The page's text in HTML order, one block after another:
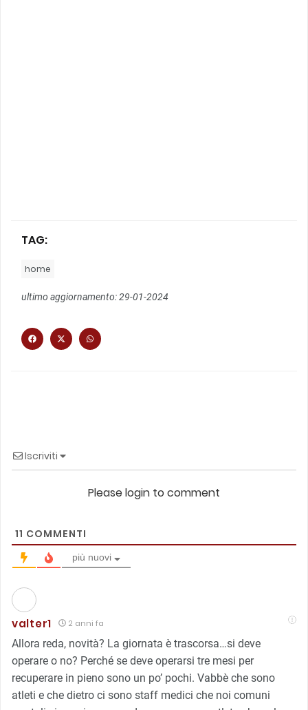
TAG:
home
ultimo aggiornamento: 29-01-2024
Iscriviti
Please login to comment
11 COMMENTI
più nuovi
valter1 2 anni fa
Allora reda, novità? La giornata è trascorsa…si deve
operare o no? Perché se deve operarsi tre mesi per
recuperare in pieno sono un po’ pochi. Vabbè che sono
atleti e che dietro ci sono staff medici che noi comuni